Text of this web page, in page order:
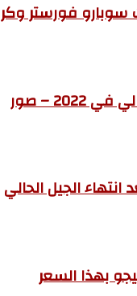
سوبارو فورستر
– صور